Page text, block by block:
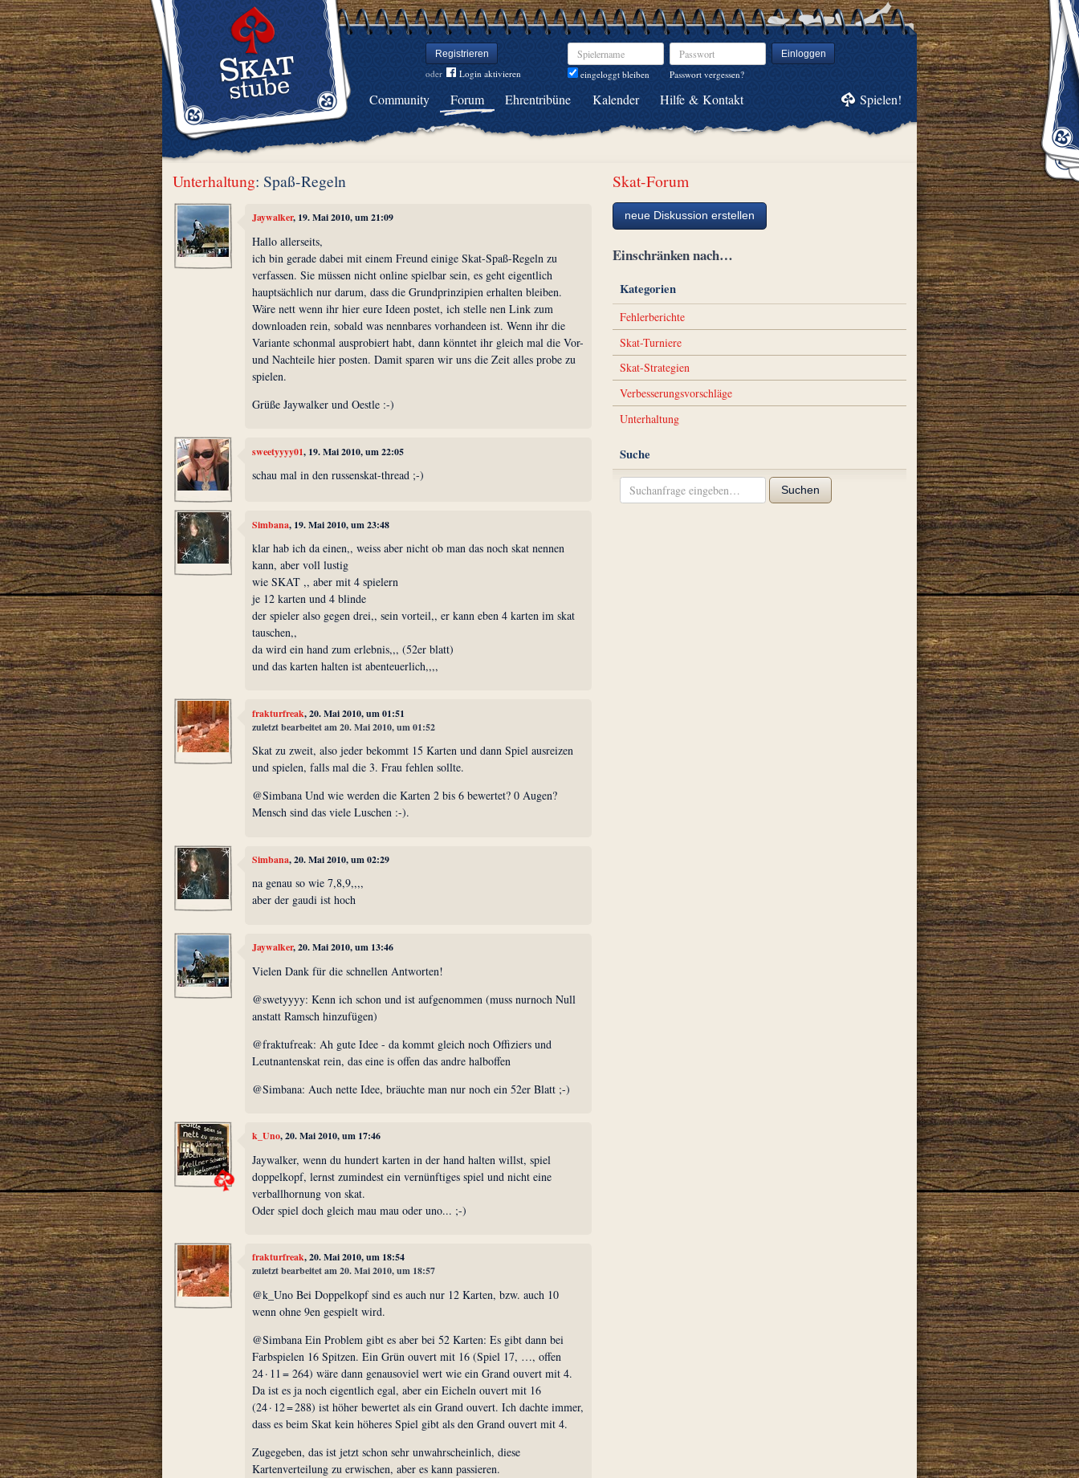
Registrieren
oder Login aktivieren
Spielername
eingeloggt bleiben
Passwort Einloggen
Passwort vergessen?
Community Forum Ehrentribüne Kalender Hilfe & Kontakt Spielen!
Unterhaltung: Spaß-Regeln
Jaywalker, 19. Mai 2010, um 21:09
Hallo allerseits,
ich bin gerade dabei mit einem Freund einige Skat-Spaß-Regeln zu
verfassen. Sie müssen nicht online spielbar sein, es geht eigentlich
hauptsächlich nur darum, dass die Grundprinzipien erhalten bleiben.
Wäre nett wenn ihr hier eure Ideen postet, ich stelle nen Link zum
downloaden rein, sobald was nennbares vorhandeen ist. Wenn ihr die
Variante schonmal ausprobiert habt, dann könntet ihr gleich mal die Vor-
und Nachteile hier posten. Damit sparen wir uns die Zeit alles probe zu
spielen.
Grüße Jaywalker und Oestle :-)
sweetyyyy01, 19. Mai 2010, um 22:05
schau mal in den russenskat-thread ;-)
Simbana, 19. Mai 2010, um 23:48
klar hab ich da einen,, weiss aber nicht ob man das noch skat nennen
kann, aber voll lustig
wie SKAT ,, aber mit 4 spielern
je 12 karten und 4 blinde
der spieler also gegen drei,, sein vorteil,, er kann eben 4 karten im skat
tauschen,,
da wird ein hand zum erlebnis,,, (52er blatt)
und das karten halten ist abenteuerlich,,,,
frakturfreak, 20. Mai 2010, um 01:51
zuletzt bearbeitet am 20. Mai 2010, um 01:52
Skat zu zweit, also jeder bekommt 15 Karten und dann Spiel ausreizen
und spielen, falls mal die 3. Frau fehlen sollte.
@Simbana Und wie werden die Karten 2 bis 6 bewertet? 0 Augen?
Mensch sind das viele Luschen :-).
Simbana, 20. Mai 2010, um 02:29
na genau so wie 7,8,9,,,,
aber der gaudi ist hoch
Jaywalker, 20. Mai 2010, um 13:46
Vielen Dank für die schnellen Antworten!
@swetyyyy: Kenn ich schon und ist aufgenommen (muss nurnoch Null
anstatt Ramsch hinzufügen)
@fraktufreak: Ah gute Idee - da kommt gleich noch Offiziers und
Leutnantenskat rein, das eine is offen das andre halboffen
@Simbana: Auch nette Idee, bräuchte man nur noch ein 52er Blatt ;-)
k_Uno, 20. Mai 2010, um 17:46
Jaywalker, wenn du hundert karten in der hand halten willst, spiel
doppelkopf, lernst zumindest ein vernünftiges spiel und nicht eine
verballhornung von skat.
Oder spiel doch gleich mau mau oder uno... ;-)
frakturfreak, 20. Mai 2010, um 18:54
zuletzt bearbeitet am 20. Mai 2010, um 18:57
@k_Uno Bei Doppelkopf sind es auch nur 12 Karten, bzw. auch 10
wenn ohne 9en gespielt wird.
@Simbana Ein Problem gibt es aber bei 52 Karten: Es gibt dann bei
Farbspielen 16 Spitzen. Ein Grün ouvert mit 16 (Spiel 17, …, offen
24 · 11 = 264) wäre dann genausoviel wert wie ein Grand ouvert mit 4.
Da ist es ja noch eigentlich egal, aber ein Eicheln ouvert mit 16
(24 · 12 = 288) ist höher bewertet als ein Grand ouvert. Ich dachte immer,
dass es beim Skat kein höheres Spiel gibt als den Grand ouvert mit 4.
Zugegeben, das ist jetzt schon sehr unwahrscheinlich, diese
Kartenverteilung zu erwischen, aber es kann passieren.
Skat-Forum
neue Diskussion erstellen
Einschränken nach…
Kategorien
Fehlerberichte
Skat-Turniere
Skat-Strategien
Verbesserungsvorschläge
Unterhaltung
Suche
Suchen